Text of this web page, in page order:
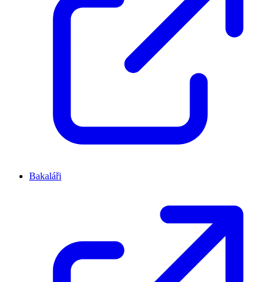
Bakaláři